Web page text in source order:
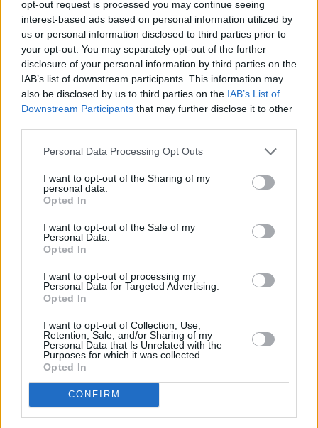
opt-out request is processed you may continue seeing
interest-based ads based on personal information utilized by
us or personal information disclosed to third parties prior to
your opt-out. You may separately opt-out of the further
disclosure of your personal information by third parties on the
IAB’s list of downstream participants. This information may
also be disclosed by us to third parties on the IAB’s List of
Downstream Participants that may further disclose it to other
Personal Data Processing Opt Outs
I want to opt-out of the Sharing of my
personal data.
Opted In
I want to opt-out of the Sale of my
Personal Data.
Opted In
I want to opt-out of processing my
Personal Data for Targeted Advertising.
Opted In
I want to opt-out of Collection, Use,
Retention, Sale, and/or Sharing of my
Personal Data that Is Unrelated with the
Purposes for which it was collected.
Opted In
CONFIRM
Celoplošné multiplexy
Multiplex A
Multiplex B
Multiplex C
Multiplex D
Multiplex E
Německo
Celoplošné multiplexy
Multiplex ARD
Multiplex ZDF
Multiplex freenet #1
Multiplex freenet #3
O webu parabola.cz•O souborech cookies•
Dovolená u moře•Bazény